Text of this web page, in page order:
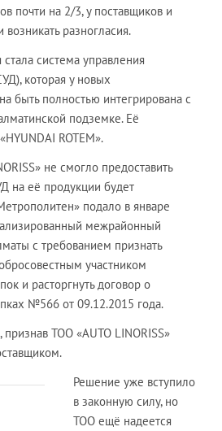
почти на 2/3, у поставщиков и
разногласия.
система управления
которая у новых
быть полностью интегрирована с
подземке. Её
ROTEM».
не смогло предоставить
на её продукции будет
подало в январе
межрайонный
с требованием признать
участником
и расторгнуть договор о
№566 от 09.12.2015 года.
ТОО «AUTO LINORISS»
Решение уже вступило
в законную силу, но
ТОО ещё надеется